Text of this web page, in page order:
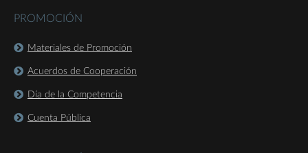
PROMOCIÓN
Materiales de Promoción
Acuerdos de Cooperación
Día de la Competencia
Cuenta Pública